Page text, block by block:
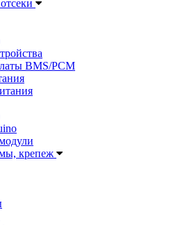
BMS/PCM
крепеж